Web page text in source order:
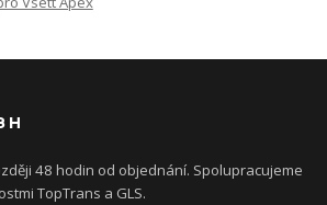
48 hodin od objednání. Spolupracujeme
TopTrans a GLS.